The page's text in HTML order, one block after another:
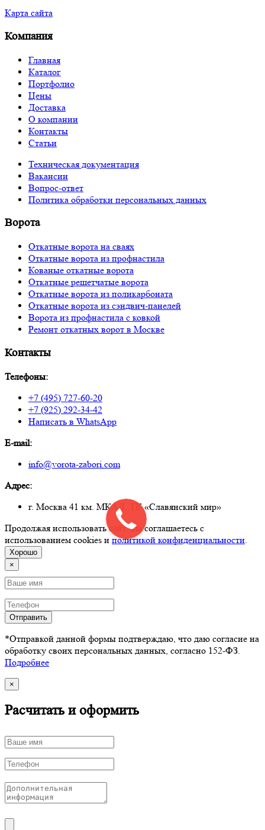
Карта сайта
Компания
Главная
Каталог
Портфолио
Цены
Доставка
О компании
Контакты
Статьи
Техническая документация
Вакансии
Вопрос-ответ
Политика обработки персональных данных
Ворота
Откатные ворота на сваях
Откатные ворота из профнастила
Кованые откатные ворота
Откатные решетчатые ворота
Откатные ворота из поликарбоната
Откатные ворота из сэндвич-панелей
Ворота из профнастила с ковкой
Ремонт откатных ворот в Москве
Контакты
Телефоны:
+7 (495) 727-60-20
+7 (925) 292-34-42
Написать в WhatsApp
E-mail:
info@vorota-zabori.com
Адрес:
г. Москва 41 км. МКАД, ТК «Славянский мир»
Продолжая использовать сайт, вы соглашаетесь с
использованием cookies и политикой конфиденциальности
Хорошо
×
Отправить
*Отправкой данной формы подтверждаю, что даю согласие на
обработку своих персональных данных, согласно 152-ФЗ.
Подробнее
×
Расчитать и оформить